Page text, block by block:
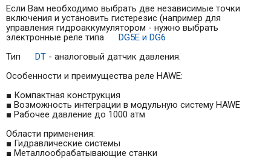
Если Вам необходимо выбрать две независимые точки
включения и установить гистерезис (например для
управления гидроаккумулятором - нужно выбрать
электронные реле типа
DG5E и DG6
Тип
DT- аналоговый датчик давления.
Особенности и преимущества реле HAWE:
■ Компактная конструкция
■ Возможность интеграции в модульную систему HAWE
■ Рабочее давление до 1000 атм
Области применения:
■ Гидравлические системы
■ Металлообрабатывающие станки